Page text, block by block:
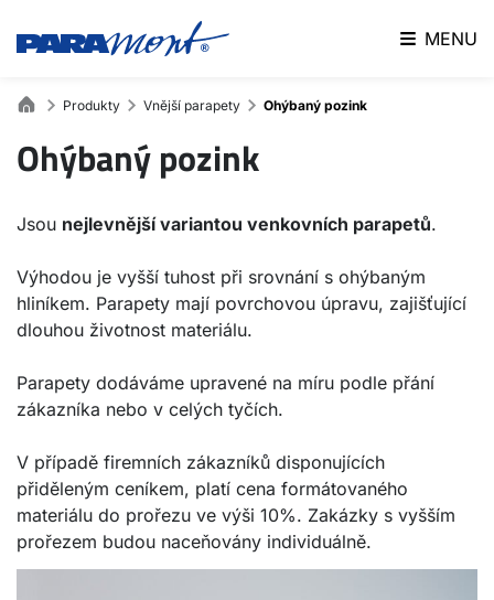
MENU
Produkty Vnější parapety Ohýbaný pozink
Ohýbaný pozink
Jsou nejlevnější variantou venkovních parapetů.
Výhodou je vyšší tuhost při srovnání s ohýbaným
hliníkem. Parapety mají povrchovou úpravu, zajišťující
dlouhou životnost materiálu.
Parapety dodáváme upravené na míru podle přání
zákazníka nebo v celých tyčích.
V případě firemních zákazníků disponujících
přiděleným ceníkem, platí cena formátovaného
materiálu do prořezu ve výši 10%. Zakázky s vyšším
prořezem budou naceňovány individuálně.